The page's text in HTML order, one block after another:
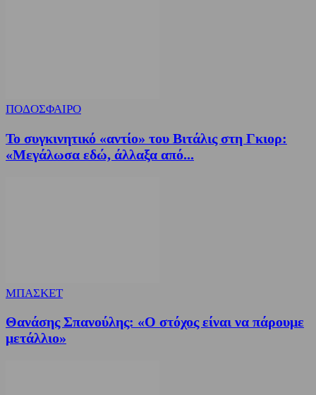
ΠΟΔΟΣΦΑΙΡΟ
Το συγκινητικό «αντίο» του Βιτάλις στη Γκιορ:
«Μεγάλωσα εδώ, άλλαξα από...
ΜΠΑΣΚΕΤ
Θανάσης Σπανούλης: «Ο στόχος είναι να πάρουμε
μετάλλιο»